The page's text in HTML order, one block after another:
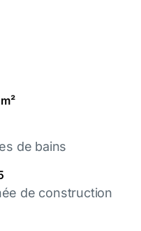
de bains
de construction